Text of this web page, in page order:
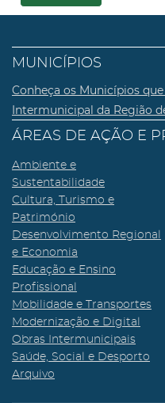
MUNICÍPIOS
Conheça os Municípios
Intermunicipal da Região
ÁREAS DE AÇÃO E
Ambiente e
Sustentabilidade
Cultura, Turismo e
Património
Desenvolvimento Regional
e Economia
Educação e Ensino
Profissional
Mobilidade e Transportes
Modernização e Digital
Obras Intermunicipais
Saúde, Social e Desporto
Arquivo